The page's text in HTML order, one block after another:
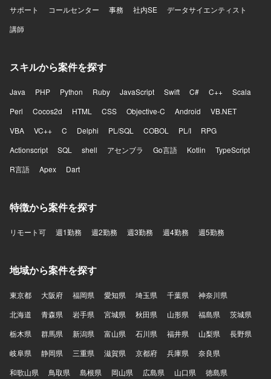
サポート
コールセンター 事務 社内SE
データサイエンティスト
講師
スキルから案件を探す
Java PHP Python Ruby JavaScript Swift C# C++
Scala
Perl
Cocos2d HTML CSS Objective-C Android
VB.NET
VBA
VC++ C Delphi PL/SQL COBOL PL/I
RPG
Actionscript
SQL shell アセンブラ Go言語 Kotlin
TypeScript
R言語
Apex Dart
特徴から案件を探す
リモート可 週1勤務 週2勤務 週3勤務 週4勤務 週5勤務
地域から案件を探す
東京都 大阪府 福岡県 愛知県 埼玉県 千葉県
神奈川県
北海道
青森県 岩手県 宮城県 秋田県 山形県 福島県
茨城県
栃木県
群馬県 新潟県 富山県 石川県 福井県 山梨県
長野県
岐阜県
静岡県 三重県 滋賀県 京都府 兵庫県
奈良県
和歌山県
鳥取県 島根県 岡山県 広島県 山口県 徳島県